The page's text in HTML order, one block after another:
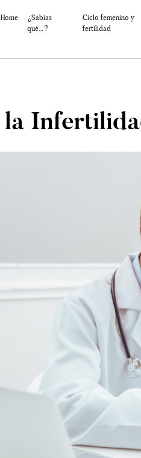
Home
¿Sabías
qué…?
Ciclo femenino y
fertilidad